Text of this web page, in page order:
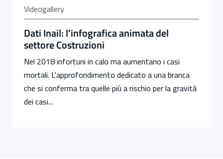
Videogallery
Dati Inail: l'infografica animata del
settore Costruzioni
Nel 2018 infortuni in calo ma aumentano i casi
mortali. L'approfondimento dedicato a una branca
che si conferma tra quelle più a rischio per la gravità
dei casi...